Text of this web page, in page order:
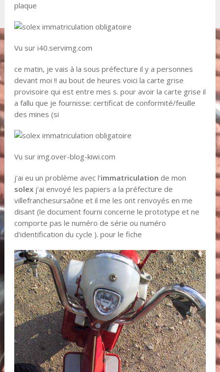
plaque
Vu sur i40.servimg.com
ce matin, je vais à la sous préfecture il y a personnes
devant moi !! au bout de heures voici la carte grise
provisoire qui est entre mes s. pour avoir la carte grise il
a fallu que je fournisse: certificat de conformité/feuille
des mines (si
Vu sur img.over-blog-kiwi.com
j'ai eu un problème avec l'immatriculation de mon
solexj'ai envoyé les papiers a la préfecture de
villefranchesursaône et il me les ont renvoyés en me
disant (le document fourni concerne le prototype et ne
comporte pas le numéro de série ou numéro
d'identification du cycle ). pour le fiche